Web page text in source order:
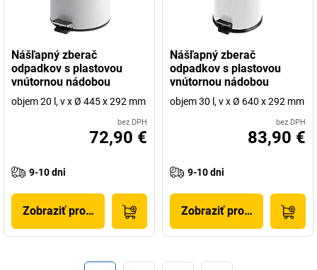
Nášľapný zberač
odpadkov s plastovou
vnútornou nádobou
objem 20 l, v x Ø 445 x 292 mm
bez DPH
72,90 €
9-10 dni
Zobraziť produkt
Nášľapný zberač
odpadkov s plastovou
vnútornou nádobou
objem 30 l, v x Ø 640 x 292 mm
bez DPH
83,90 €
9-10 dni
Zobraziť produkt